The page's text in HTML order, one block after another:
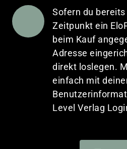
Sofern du
Zeitpunkt ein
beim Kauf
Adresse
direkt loslegen.
einfach mit
Level Verlag